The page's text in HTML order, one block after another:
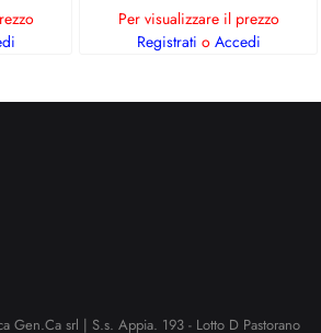
Per visualizzare il prezzo
Registrati o Accedi
Gen.Ca srl | S.s. Appia. 193 - Lotto D Pastorano